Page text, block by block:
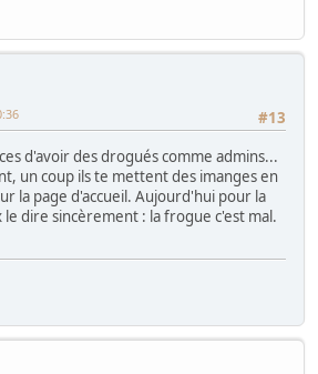
#13
d'avoir des drogués comme admins...
un coup ils te mettent des imanges en
la page d'accueil. Aujourd'hui pour la
dire sincèrement : la frogue c'est mal.